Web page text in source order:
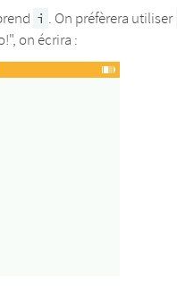
i . On préfèrera utiliser
on écrira :